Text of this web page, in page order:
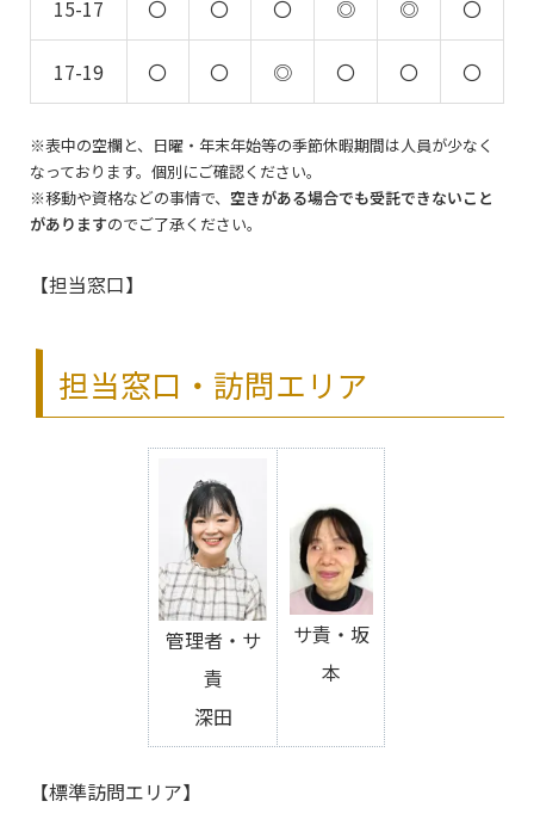
15-17 〇 〇 〇 ◎ ◎ 〇
17-19 〇 〇 ◎ 〇 〇 〇
※表中の空欄と、日曜・年末年始等の季節休暇期間は人員が少なく
なっております。個別にご確認ください。
※移動や資格などの事情で、 空きがある場合でも受託できないこと
がありますのでご了承ください。
【担当窓口】
担当窓口・訪問エリア
管理者・サ
責
深田
サ責・坂
本
【標準訪問エリア】